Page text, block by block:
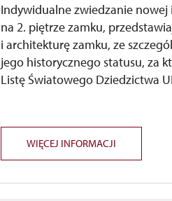
Indywidualne zwiedzanie
na 2. piętrze zamku,
i architekturę zamku, ze
jego historycznego statusu, za
Listę Światowego Dziedzictwa
WIĘCEJ INFORMACJI